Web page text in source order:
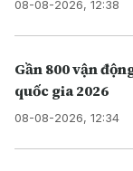
08-08-2026, 12:38
Gần 800 vận
quốc gia 2026
08-08-2026, 12:34